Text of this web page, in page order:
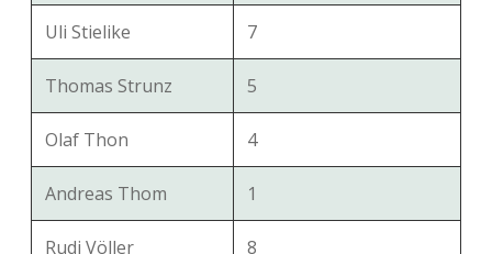
Uli Stielike 7
Thomas Strunz 5
Olaf Thon 4
Andreas Thom 1
Rudi Völler 8